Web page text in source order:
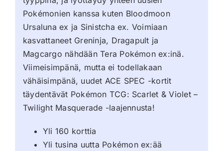
Pokémonien kanssa kuten Bloodmoon
Ursaluna ex ja Sinistcha ex. Voimiaan
kasvattaneet Greninja, Dragapult ja
Magcargo nähdään Tera Pokémon ex:inä.
Viimeisimpänä, mutta ei todellakaan
vähäisimpänä, uudet ACE SPEC -kortit
täydentävät Pokémon TCG: Scarlet & Violet –
Twilight Masquerade -laajennusta!
Yli 160 korttia
Yli tusina uutta Pokémon ex:ää